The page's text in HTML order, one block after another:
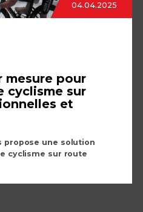
04.04.2025
mesure pour
cyclisme sur
et
propose une solution
cyclisme sur route